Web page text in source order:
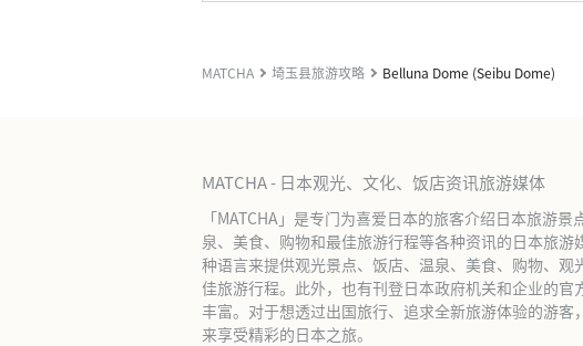
MATCHA 埼玉县旅游攻略 Belluna Dome (Seibu Dome)
MATCHA - 日本观光、文化、饭店资讯旅游媒体
「MATCHA」是专门为喜爱日本的旅客介绍日本旅游景
泉、美食、购物和最佳旅游行程等各种资讯的日本旅游
种语言来提供观光景点、饭店、温泉、美食、购物、观
佳旅游行程。此外，也有刊登日本政府机关和企业的官
丰富。对于想透过出国旅行、追求全新旅游体验的游客
来享受精彩的日本之旅。